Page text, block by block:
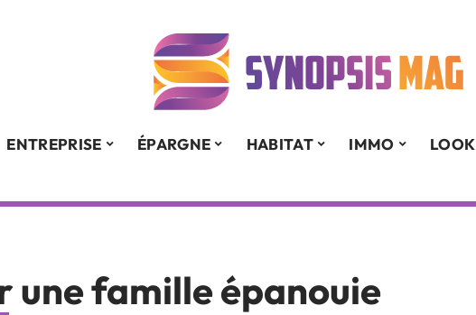
ENTREPRISE ÉPARGNE HABITAT IMMO LOOK
une famille épanouie